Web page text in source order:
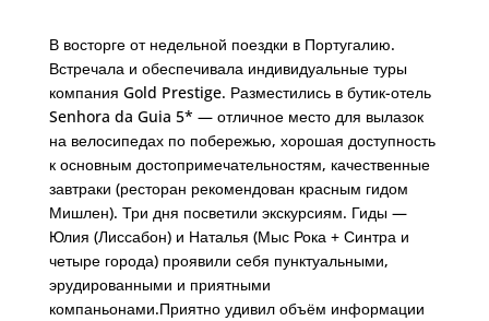
В восторге от недельной поездки в Португалию.
Встречала и обеспечивала индивидуальные туры
компания Gold Prestige. Разместились в бутик-отель
Senhora da Guia 5* — отличное место для вылазок
на велосипедах по побережью, хорошая доступность
к основным достопримечательностям, качественные
завтраки (ресторан рекомендован красным гидом
Мишлен). Три дня посветили экскурсиям. Гиды —
Юлия (Лиссабон) и Наталья (Мыс Рока + Синтра и
четыре города) проявили себя пунктуальными,
эрудированными и приятными
компаньонами.Приятно удивил объём информации